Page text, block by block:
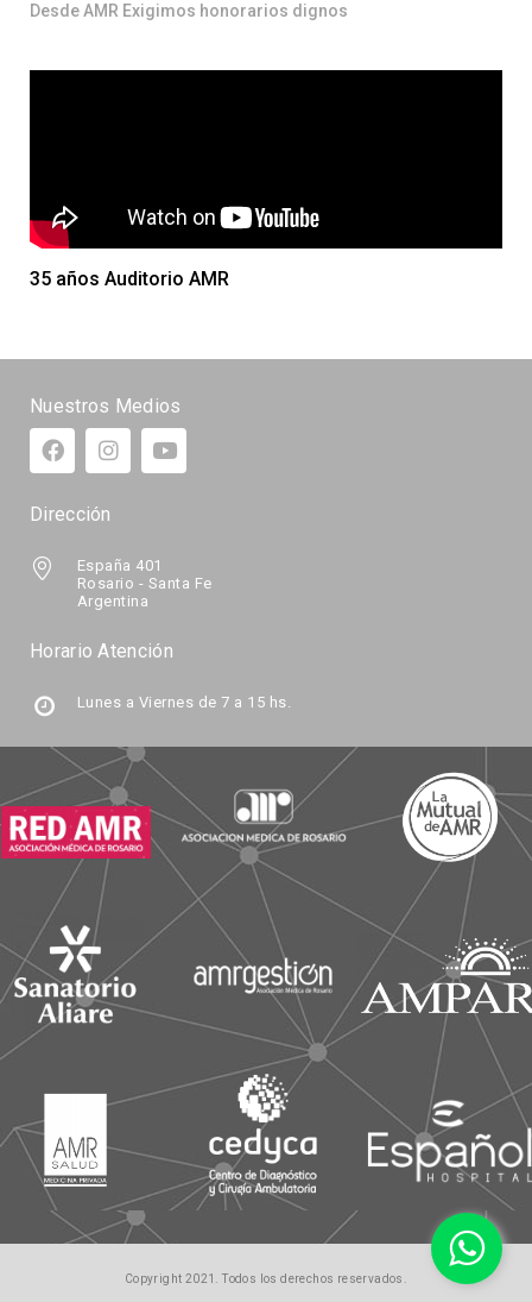
Desde AMR Exigimos honorarios dignos
35 años Auditorio AMR
Nuestros Medios
Dirección
España 401
Rosario - Santa Fe
Argentina
Horario Atención
Lunes a Viernes de 7 a 15 hs.
Copyright 2021. Todos los derechos reservados.